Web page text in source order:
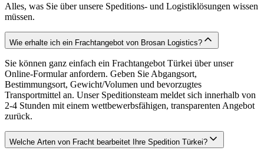
Alles, was Sie über unsere Speditions- und Logistiklösungen wissen
müssen.
Wie erhalte ich ein Frachtangebot von Brosan Logistics?
Sie können ganz einfach ein Frachtangebot Türkei über unser
Online-Formular anfordern. Geben Sie Abgangsort,
Bestimmungsort, Gewicht/Volumen und bevorzugtes
Transportmittel an. Unser Speditionsteam meldet sich innerhalb von
2-4 Stunden mit einem wettbewerbsfähigen, transparenten Angebot
zurück.
Welche Arten von Fracht bearbeitet Ihre Spedition Türkei?